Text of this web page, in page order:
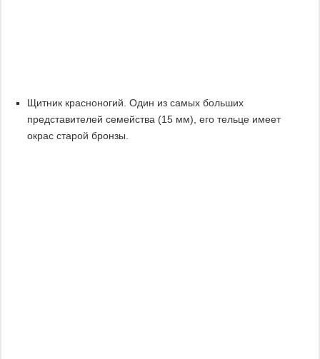
Щитник красноногий. Один из самых больших
представителей семейства (15 мм), его тельце имеет
окрас старой бронзы.